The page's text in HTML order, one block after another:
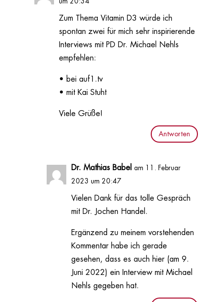
Zum Thema Vitamin D3 würde ich
spontan zwei für mich sehr inspirierende
Interviews mit PD Dr. Michael Nehls
empfehlen:
• bei auf1.tv
• mit Kai Stuht
Viele Grüße!
Antworten
Dr. Mathias Babel am 11. Februar
2023 um 20:47
Vielen Dank für das tolle Gespräch
mit Dr. Jochen Handel.
Ergänzend zu meinem vorstehenden
Kommentar habe ich gerade
gesehen, dass es auch hier (am 9.
Juni 2022) ein Interview mit Michael
Nehls gegeben hat.